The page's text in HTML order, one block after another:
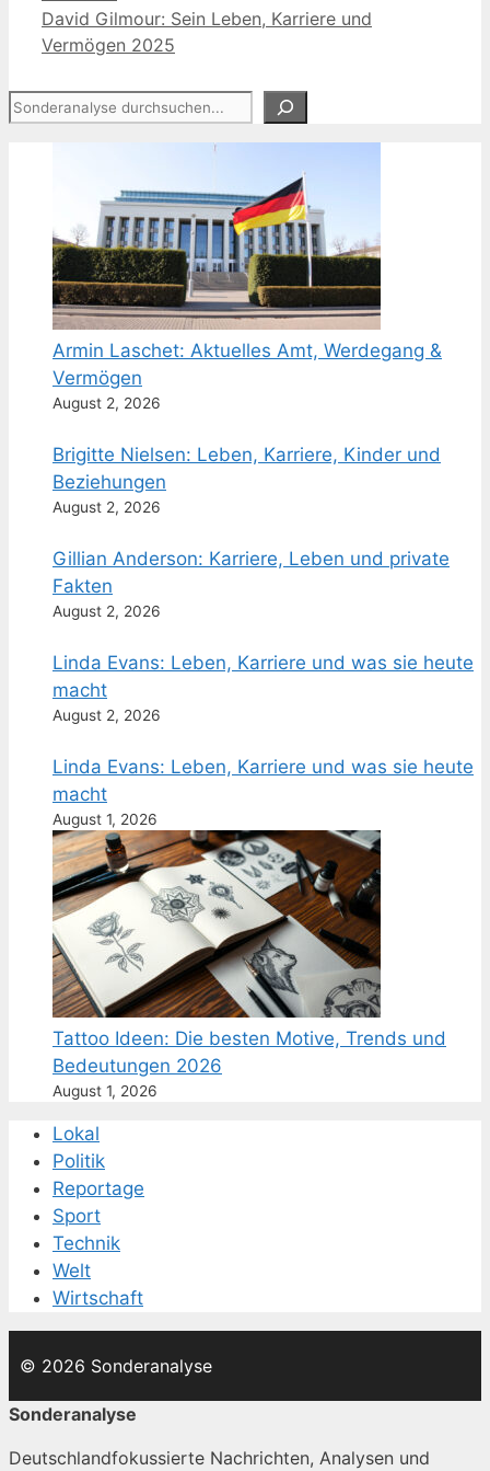
David Gilmour: Sein Leben, Karriere und
Vermögen 2025
Suchen
Armin Laschet: Aktuelles Amt, Werdegang &
Vermögen
August 2, 2026
Brigitte Nielsen: Leben, Karriere, Kinder und
Beziehungen
August 2, 2026
Gillian Anderson: Karriere, Leben und private
Fakten
August 2, 2026
Linda Evans: Leben, Karriere und was sie heute
macht
August 2, 2026
Linda Evans: Leben, Karriere und was sie heute
macht
August 1, 2026
Tattoo Ideen: Die besten Motive, Trends und
Bedeutungen 2026
August 1, 2026
Lokal
Politik
Reportage
Sport
Technik
Welt
Wirtschaft
© 2026 Sonderanalyse
Sonderanalyse
Deutschlandfokussierte Nachrichten, Analysen und